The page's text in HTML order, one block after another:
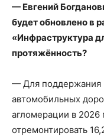
— Евгений
будет обновлено в
«Инфраструктура
протяжённость?
— Для поддержания
автомобильных
агломерации в 2026
отремонтировать